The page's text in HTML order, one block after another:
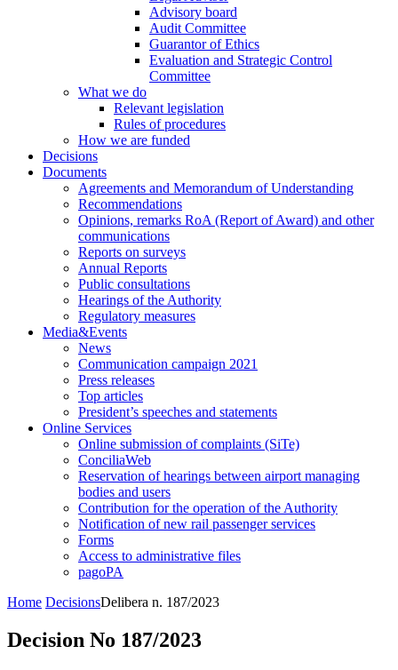
Advisory board
Audit Committee
Guarantor of Ethics
Evaluation and Strategic Control
Committee
What we do
Relevant legislation
Rules of procedures
How we are funded
Decisions
Documents
Agreements and Memorandum of Understanding
Recommendations
Opinions, remarks RoA (Report of Award) and other
communications
Reports on surveys
Annual Reports
Public consultations
Hearings of the Authority
Regulatory measures
Media&Events
News
Communication campaign 2021
Press releases
Top articles
President’s speeches and statements
Online Services
Online submission of complaints (SiTe)
ConciliaWeb
Reservation of hearings between airport managing
bodies and users
Contribution for the operation of the Authority
Notification of new rail passenger services
Forms
Access to administrative files
pagoPA
Home DecisionsDelibera n. 187/2023
Decision No 187/2023